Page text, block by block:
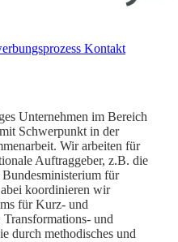
Kontakt
Unternehmen im Bereich
Schwerpunkt in der
Wir arbeiten für
Auftraggeber, z.B. die
für
koordinieren wir
für Kurz- und
und
durch methodisches und